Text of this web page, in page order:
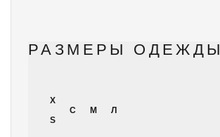
РАЗМЕРЫ ОДЕЖДЫ
X
S
С М Л